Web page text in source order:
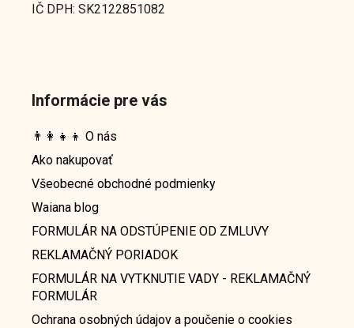
IČ DPH: SK2122851082
Informácie pre vás
👨‍👩‍👧‍👦 O nás
Ako nakupovať
Všeobecné obchodné podmienky
Waiana blog
FORMULÁR NA ODSTÚPENIE OD ZMLUVY
REKLAMAČNÝ PORIADOK
FORMULÁR NA VYTKNUTIE VADY - REKLAMAČNÝ
FORMULÁR
Ochrana osobných údajov a poučenie o cookies